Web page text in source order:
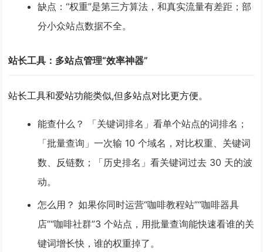
缺点 ：“权重”是第三方算法，和真实流量有差距；部
分小众站点数据不全。
站长工具：多站点管理“效率神器”
站长工具和爱站功能类似,但多站点对比更方便。
能查什么？
「关键词排名」看单个站点的词排名；
「批量查询」一次输 10 个域名，对比权重、关键词
数、反链数；「历史排名」看关键词过去 30 天的波
动。
怎么用？ 如果你同时运营“咖啡教程站”“咖啡器具
店”“咖啡社群”3 个站点，用批量查询能快速看谁的关
键词增长快，谁的权重掉了。